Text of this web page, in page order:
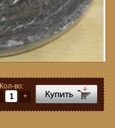
Кол-во:
+